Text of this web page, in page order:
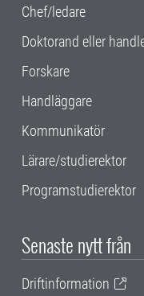
Chef/ledare
Doktorand eller
Forskare
Handläggare
Kommunikatör
Lärare/studierektor
Programstudierektor
Senaste nytt från
Driftinformation